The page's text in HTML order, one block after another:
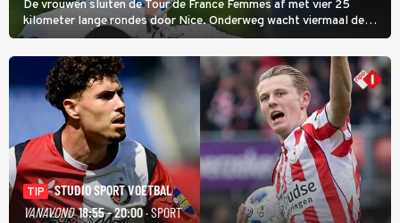
De vrouwen sluiten de Tour de France Femmes af met vier 25
kilometer lange rondes door Nice. Onderweg wacht viermaal de
zware Col d'Èze. Aan de finish op de Promenade des Anglais krijgt
de eindwinnaar de laatste gele trui.
TIP
STUDIO SPORT VOETBAL
VANAVOND 18:55 - 20:00· SPORT